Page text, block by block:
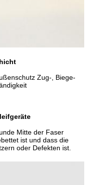
Zug-, Biege-
Mitte der Faser
ist und dass die
oder Defekten ist.